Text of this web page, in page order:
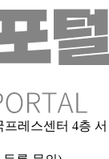
레스센터 4층 서